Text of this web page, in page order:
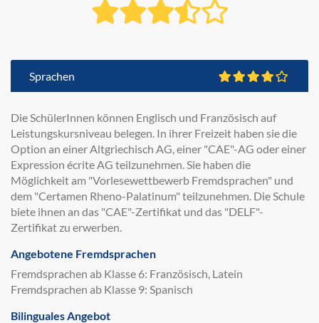
Sprachen
Die SchülerInnen können Englisch und Französisch auf
Leistungskursniveau belegen. In ihrer Freizeit haben sie die
Option an einer Altgriechisch AG, einer "CAE"-AG oder einer
Expression écrite AG teilzunehmen. Sie haben die
Möglichkeit am "Vorlesewettbewerb Fremdsprachen" und
dem "Certamen Rheno-Palatinum" teilzunehmen. Die Schule
biete ihnen an das "CAE"-Zertifikat und das "DELF"-
Zertifikat zu erwerben.
Angebotene Fremdsprachen
Fremdsprachen ab Klasse 6: Französisch, Latein
Fremdsprachen ab Klasse 9: Spanisch
Bilinguales Angebot